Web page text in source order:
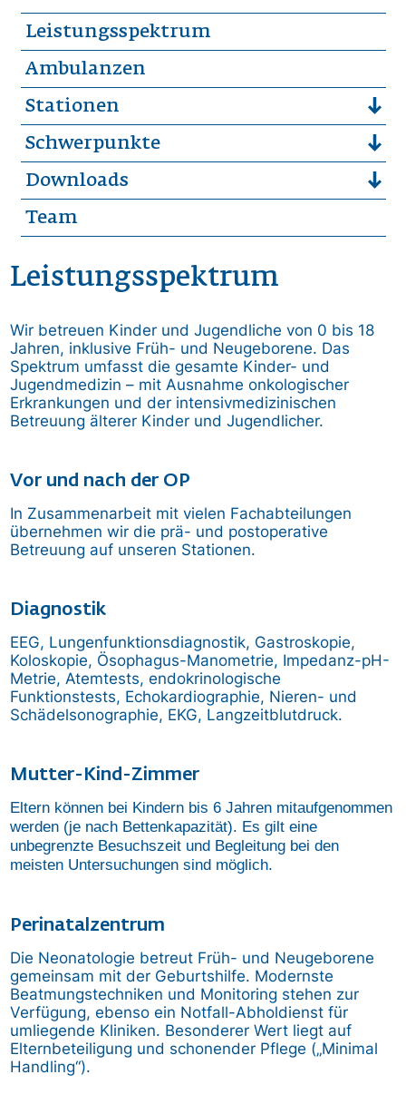
Leistungsspektrum
Ambulanzen
Stationen
Schwerpunkte
Downloads
Team
Leistungsspektrum
Wir betreuen Kinder und Jugendliche von 0 bis 18
Jahren, inklusive Früh- und Neugeborene. Das
Spektrum umfasst die gesamte Kinder- und
Jugendmedizin – mit Ausnahme onkologischer
Erkrankungen und der intensivmedizinischen
Betreuung älterer Kinder und Jugendlicher.
Vor und nach der OP
In Zusammenarbeit mit vielen Fachabteilungen
übernehmen wir die prä- und postoperative
Betreuung auf unseren Stationen.
Diagnostik
EEG, Lungenfunktionsdiagnostik, Gastroskopie,
Koloskopie, Ösophagus-Manometrie, Impedanz-pH-
Metrie, Atemtests, endokrinologische
Funktionstests, Echokardiographie, Nieren- und
Schädelsonographie, EKG, Langzeitblutdruck.
Mutter-Kind-Zimmer
Eltern können bei Kindern bis 6 Jahren mitaufgenommen
werden (je nach Bettenkapazität). Es gilt eine
unbegrenzte Besuchszeit und Begleitung bei den
meisten Untersuchungen sind möglich.
Perinatalzentrum
Die Neonatologie betreut Früh- und Neugeborene
gemeinsam mit der Geburtshilfe. Modernste
Beatmungstechniken und Monitoring stehen zur
Verfügung, ebenso ein Notfall-Abholdienst für
umliegende Kliniken. Besonderer Wert liegt auf
Elternbeteiligung und schonender Pflege („Minimal
Handling“).